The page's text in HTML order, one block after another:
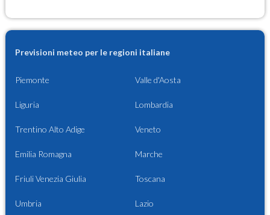
Previsioni meteo per le regioni italiane
Piemonte Valle d'Aosta
Liguria Lombardia
Trentino Alto Adige Veneto
Emilia Romagna Marche
Friuli Venezia Giulia Toscana
Umbria Lazio